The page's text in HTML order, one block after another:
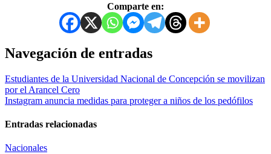
Comparte en:
Navegación de entradas
Estudiantes de la Universidad Nacional de Concepción se movilizan
por el Arancel Cero
Instagram anuncia medidas para proteger a niños de los pedófilos
Entradas relacionadas
Nacionales